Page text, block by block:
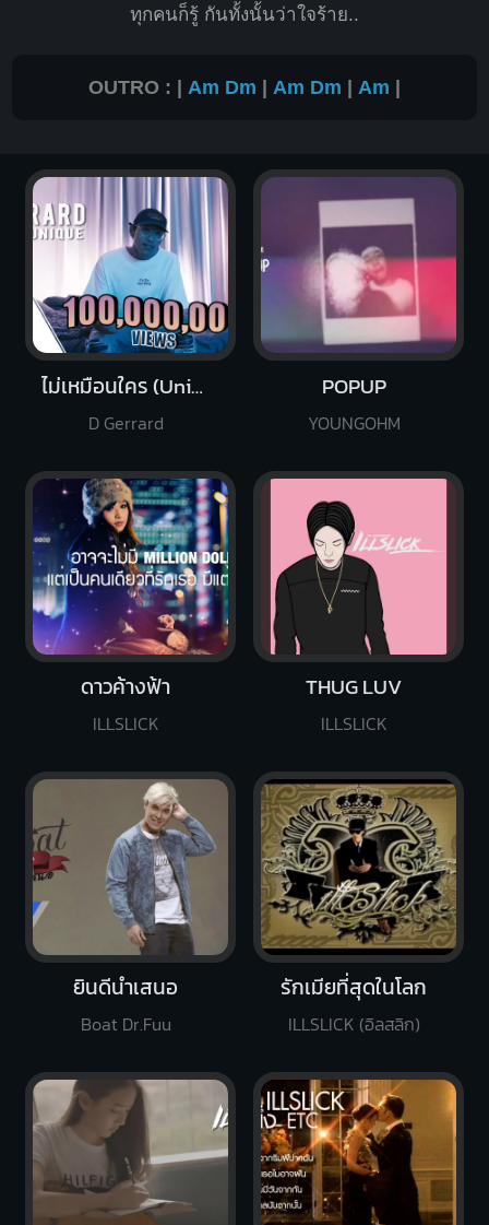
ทุกคนก็รู้ กันทั้งนั้นว่าใจร้าย..
OUTRO : | Am Dm | Am Dm | Am |
ไม่เหมือนใคร (Unique)
D Gerrard
POPUP
YOUNGOHM
ดาวค้างฟ้า
ILLSLICK
THUG LUV
ILLSLICK
ยินดีนำเสนอ
Boat Dr.Fuu
รักเมียที่สุดในโลก
ILLSLICK (อิลสลิก)